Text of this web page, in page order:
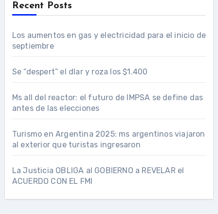
Recent Posts
Los aumentos en gas y electricidad para el inicio de
septiembre
Se “despert” el dlar y roza los $1.400
Ms all del reactor: el futuro de IMPSA se define das
antes de las elecciones
Turismo en Argentina 2025: ms argentinos viajaron
al exterior que turistas ingresaron
La Justicia OBLIGA al GOBIERNO a REVELAR el
ACUERDO CON EL FMI